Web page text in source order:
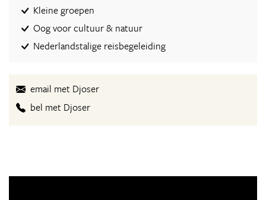
Kleine groepen
Oog voor cultuur & natuur
Nederlandstalige reisbegeleiding
email met Djoser
bel met Djoser